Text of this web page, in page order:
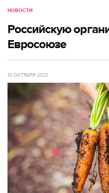
НОВОСТИ
Российскую
Евросоюзе
13 ОКТЯБРЯ 2021